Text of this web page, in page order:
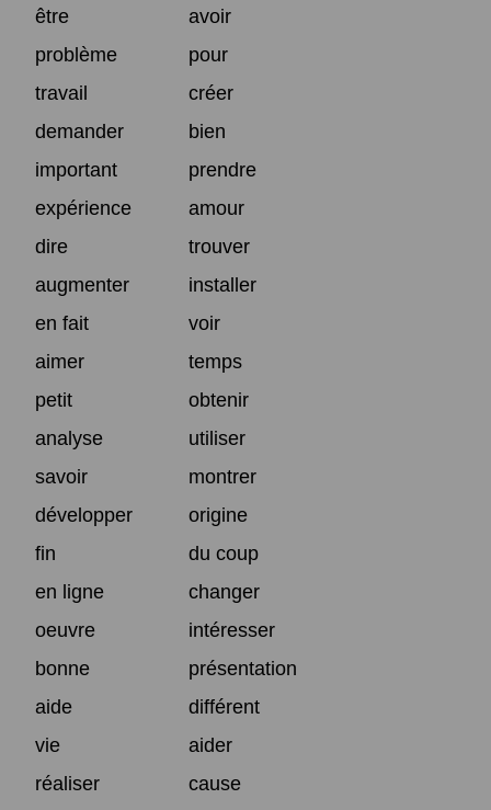
être
avoir
problème
pour
travail
créer
demander
bien
important
prendre
expérience
amour
dire
trouver
augmenter
installer
en fait
voir
aimer
temps
petit
obtenir
analyse
utiliser
savoir
montrer
développer
origine
fin
du coup
en ligne
changer
oeuvre
intéresser
bonne
présentation
aide
différent
vie
aider
réaliser
cause